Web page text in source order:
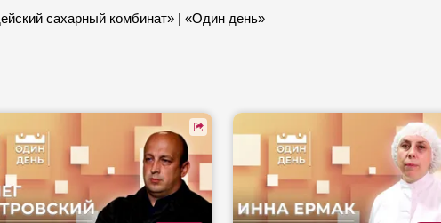
сахарный комбинат» | «Один день»